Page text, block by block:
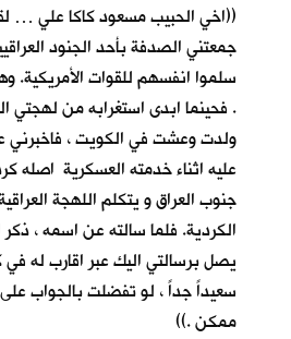
((اخي الحبيب مسعود كاكا علي …
جمعتني الصدفة بأحد الجنود
سلموا انفسهم للقوات الأمريكية.
. فحينما ابدى استغرابه من لهجتي
ولدت وعشت في الكويت ،
عليه اثناء خدمته العسكرية اصله
جنوب العراق و يتكلم اللهجة
الكردية. فلما سالته عن اسمه ،
يصل برسالتي اليك عبر اقارب له
سعيداً جداً ، لو تفضلت بالجواب
ممكن .))